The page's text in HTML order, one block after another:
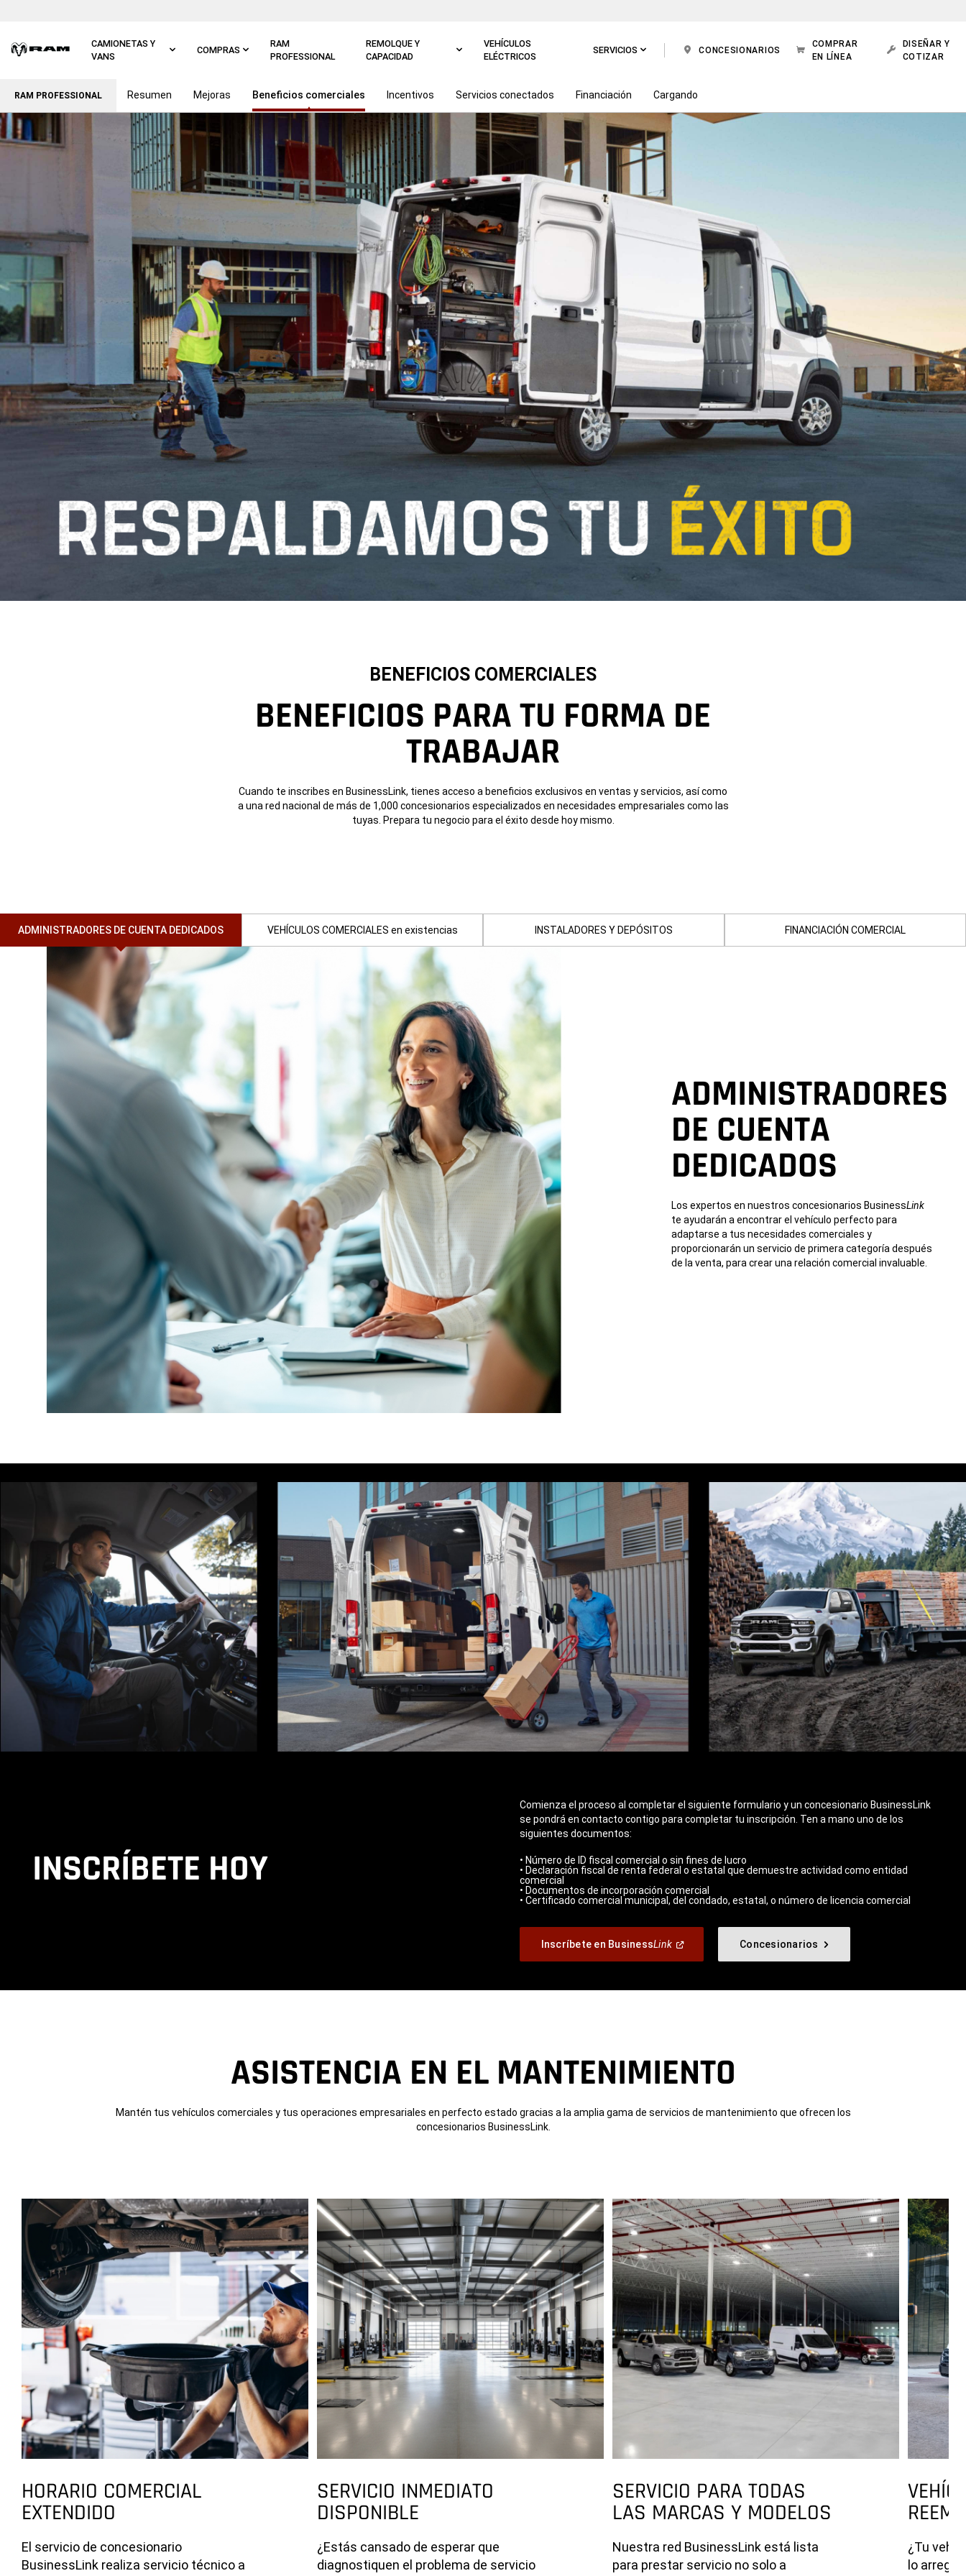
CAMIONETAS Y
VANS
COMPRAS
RAM
PROFESSIONAL
REMOLQUE Y
CAPACIDAD
VEHÍCULOS
ELÉCTRICOS
SERVICIOS CONCESIONARIOS
COMPRAR
EN LÍNEA
DISEÑAR Y
COTIZAR
Ir a
principal
RAM PROFESSIONAL Resumen Mejoras Beneficios comerciales Incentivos Servicios conectados Financiación Cargando
BENEFICIOS COMERCIALES
BENEFICIOS PARA TU FORMA DE
TRABAJAR
Cuando te inscribes en BusinessLink, tienes acceso a beneficios exclusivos en ventas y servicios, así como
a una red nacional de más de 1,000 concesionarios especializados en necesidades empresariales como las
tuyas. Prepara tu negocio para el éxito desde hoy mismo.
ADMINISTRADORES DE CUENTA DEDICADOS VEHÍCULOS COMERCIALES en existencias INSTALADORES Y DEPÓSITOS FINANCIACIÓN COMERCIAL
ADMINISTRADORES
DE CUENTA
DEDICADOS
Los expertos en nuestros concesionarios BusinessLink
te ayudarán a encontrar el vehículo perfecto para
adaptarse a tus necesidades comerciales y
proporcionarán un servicio de primera categoría después
de la venta, para crear una relación comercial invaluable.
INSCRÍBETE HOY
Comienza el proceso al completar el siguiente formulario y un concesionario BusinessLink
se pondrá en contacto contigo para completar tu inscripción. Ten a mano uno de los
siguientes documentos:
• Número de ID fiscal comercial o sin fines de lucro
• Declaración fiscal de renta federal o estatal que demuestre actividad como entidad
comercial
• Documentos de incorporación comercial
• Certificado comercial municipal, del condado, estatal, o número de licencia comercial
Inscríbete en BusinessLink(Abrir
nueva)
Concesionarios
ASISTENCIA EN EL MANTENIMIENTO
Mantén tus vehículos comerciales y tus operaciones empresariales en perfecto estado gracias a la amplia gama de servicios de mantenimiento que ofrecen los
concesionarios BusinessLink.
HORARIO COMERCIAL
EXTENDIDO
El servicio de concesionario
BusinessLink realiza servicio técnico a
SERVICIO INMEDIATO
DISPONIBLE
¿Estás cansado de esperar que
diagnostiquen el problema de servicio
SERVICIO PARA TODAS
LAS MARCAS Y MODELOS
Nuestra red BusinessLink está lista
para prestar servicio no solo a
¿Tu
lo